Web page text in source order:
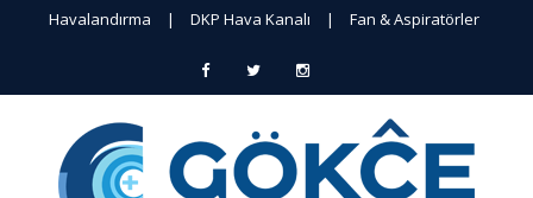
Havalandırma | DKP Hava Kanalı | Fan & Aspiratörler